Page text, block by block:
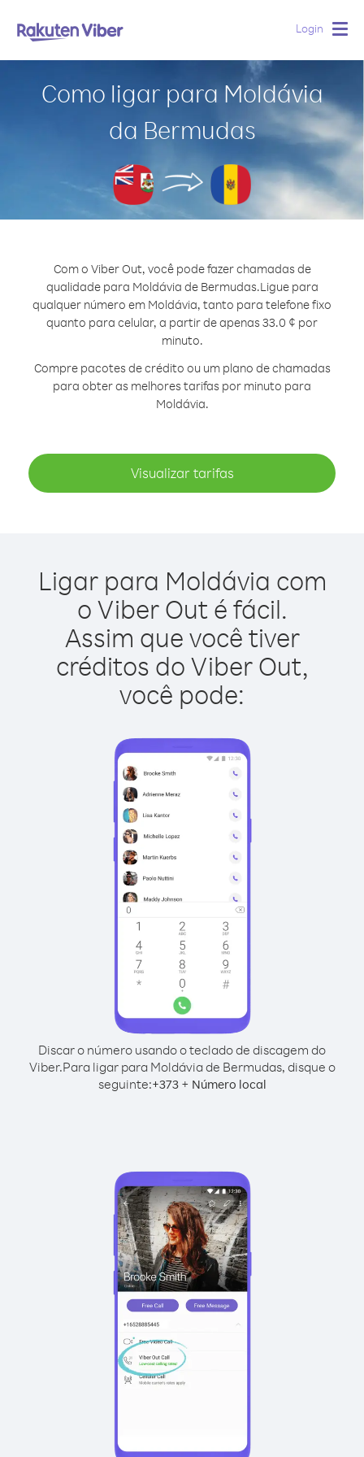
Login
Como ligar para Moldávia
da Bermudas
Com o Viber Out, você pode fazer chamadas de
qualidade para Moldávia de Bermudas.Ligue para
qualquer número em Moldávia, tanto para telefone fixo
quanto para celular, a partir de apenas 33.0 ¢ por
minuto.
Compre pacotes de crédito ou um plano de chamadas
para obter as melhores tarifas por minuto para
Moldávia.
Visualizar tarifas
Ligar para Moldávia com
o Viber Out é fácil.
Assim que você tiver
créditos do Viber Out,
você pode:
Discar o número usando o teclado de discagem do
Viber.Para ligar para Moldávia de Bermudas, disque o
seguinte:+373+ Número local